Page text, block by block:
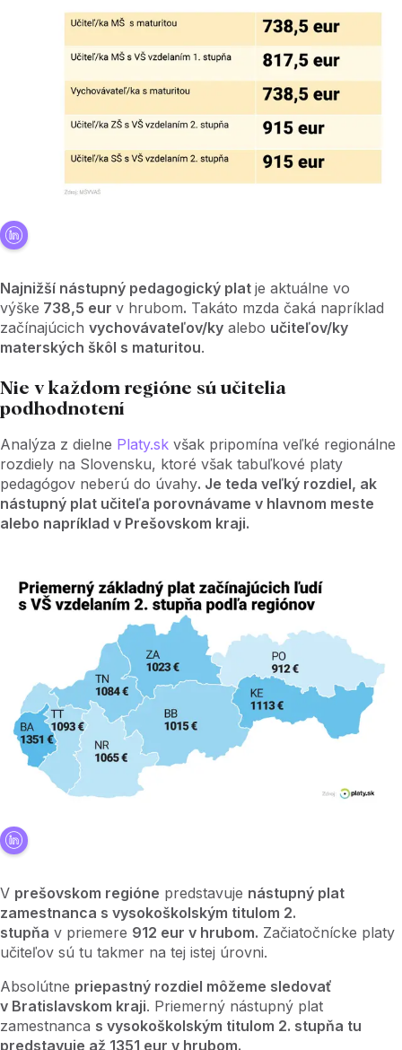
Najnižší nástupný pedagogický plat je aktuálne vo
výške 738,5 eur v hrubom. Takáto mzda čaká napríklad
začínajúcich vychovávateľov/ky alebo učiteľov/ky
materských škôl s maturitou.
Nie v každom regióne sú učitelia
podhodnotení
Analýza z dielne Platy.sk však pripomína veľké regionálne
rozdiely na Slovensku, ktoré však tabuľkové platy
pedagógov neberú do úvahy. Je teda veľký rozdiel, ak
nástupný plat učiteľa porovnávame v hlavnom meste
alebo napríklad v Prešovskom kraji.
V prešovskom regióne predstavuje nástupný plat
zamestnanca s vysokoškolským titulom 2.
stupňa v priemere 912 eur v hrubom. Začiatočnícke platy
učiteľov sú tu takmer na tej istej úrovni.
Absolútne priepastný rozdiel môžeme sledovať
v Bratislavskom kraji. Priemerný nástupný plat
zamestnanca s vysokoškolským titulom 2. stupňa tu
predstavuje až 1351 eur v hrubom.